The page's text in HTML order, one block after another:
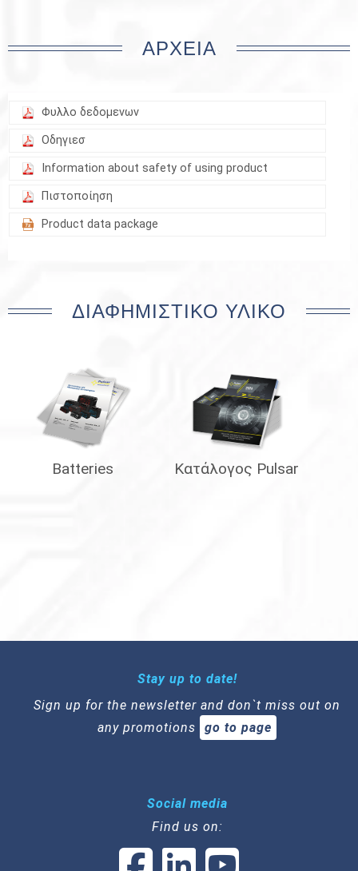
ΑΡΧΕΊΑ
Φυλλο δεδομενων
Οδηγιεσ
Information about safety of using product
Πιστοποίηση
Product data package
ΔΙΑΦΗΜΙΣΤΙΚΌ ΥΛΙΚΌ
Batteries Κατάλογος Pulsar
Stay up to date!
Sign up for the newsletter and don`t miss out on
any promotions
go to page
Social media
Find us on: